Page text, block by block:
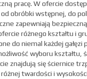
pracę. W ofercie
obróbki wstępnej, do
zapewniają
różnego kształtu i
do niemal każdej gałęzi
wyboru kształtu,
znajdują się ściernice
twardości i